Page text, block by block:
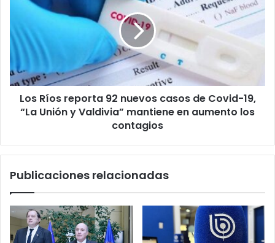
reporta
nuevos
casos
Covid-
19,
“La
Unión
mantiene
aumento
Los Ríos reporta 92 nuevos casos de Covid-19,
“La Unión y Valdivia” mantiene en aumento los
contagios
Publicaciones relacionadas